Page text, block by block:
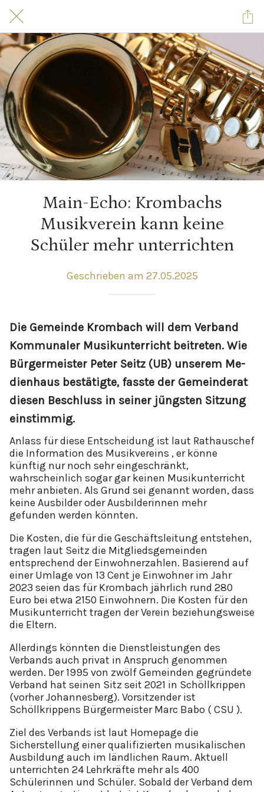
Main-Echo: Krombachs
Musikverein kann keine
Schüler mehr unter­richten
Geschrieben am 27.05.2025
Die Ge­mein­de Krom­bach will dem Ver­band
Kom­mu­na­ler Mu­sik­un­ter­richt bei­t­re­ten. Wie
Bür­ger­meis­ter Pe­ter Seitz (UB) un­se­rem Me­
di­en­haus be­stä­tig­te, fass­te der Ge­mein­de­rat
die­sen Be­schluss in sei­ner jüngs­ten Sit­zung
ein­stim­mig.
Anlass für diese Entscheidung ist laut Rathauschef
die Information des Musikvereins , er könne
künftig nur noch sehr eingeschränkt,
wahrscheinlich sogar gar keinen Musikunterricht
mehr anbieten. Als Grund sei genannt worden, dass
keine Ausbilder oder Ausbilderinnen mehr
gefunden werden könnten.
Die Kosten, die für die Geschäftsleitung entstehen,
tragen laut Seitz die Mitgliedsgemeinden
entsprechend der Einwohnerzahlen. Basierend auf
einer Umlage von 13 Cent je Einwohner im Jahr
2023 seien das für Krombach jährlich rund 280
Euro bei etwa 2150 Einwohnern. Die Kosten für den
Musikunterricht tragen der Verein beziehungsweise
die Eltern.
Allerdings könnten die Dienstleistungen des
Verbands auch privat in Anspruch genommen
werden. Der 1995 von zwölf Gemeinden gegründete
Verband hat seinen Sitz seit 2021 in Schöllkrippen
(vorher Johannesberg). Vorsitzender ist
Schöllkrippens Bürgermeister Marc Babo ( CSU ).
Ziel des Verbands ist laut Homepage die
Sicherstellung einer qualifizierten musikalischen
Ausbildung auch im ländlichen Raum. Aktuell
unterrichten 24 Lehrkräfte mehr als 400
Schülerinnen und Schüler. Sobald der Verband dem